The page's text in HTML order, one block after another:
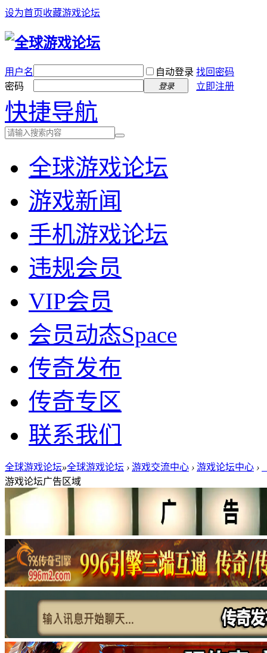
设为首页收藏游戏论坛
用户名 自动登录 找回密码
密码
登录 立即注册
快捷导航
全球游戏论坛
游戏新闻
手机游戏论坛
违规会员
VIP会员
会员动态Space
传奇发布
传奇专区
联系我们
全球游戏论坛»全球游戏论坛 › 游戏交流中心 › 游戏论坛中心 ›
游戏论坛广告区域